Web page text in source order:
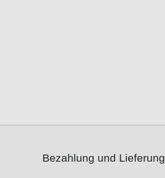
Bezahlung und Lieferung